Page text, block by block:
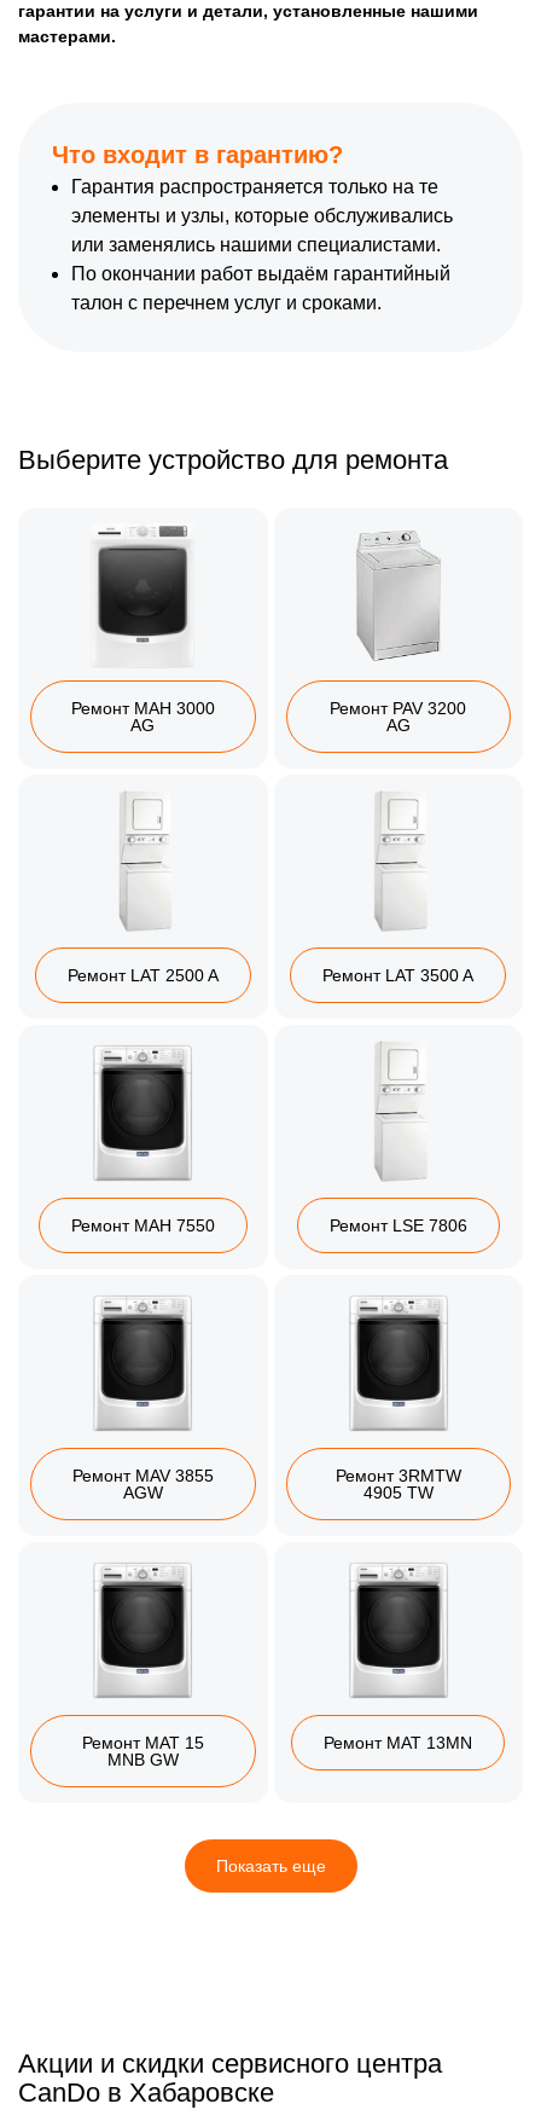
гарантии на услуги и детали, установленные нашими
мастерами.
Что входит в гарантию?
Гарантия распространяется только на те
элементы и узлы, которые обслуживались
или заменялись нашими специалистами.
По окончании работ выдаём гарантийный
талон с перечнем услуг и сроками.
Выберите устройство для ремонта
Ремонт MAH 3000
AG
Ремонт PAV 3200
AG
Ремонт LAT 2500 A Ремонт LAT 3500 A
Ремонт MAH 7550 Ремонт LSE 7806
Ремонт MAV 3855
AGW
Ремонт 3RMTW
4905 TW
Ремонт MAT 15
MNB GW
Ремонт MAT 13MN
Показать еще
Акции и скидки сервисного центра
CanDo в Хабаровске